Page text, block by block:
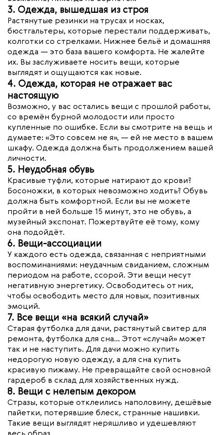
3. Одежда, вышедшая из строя
Растянутые резинки на трусах и носках,
бюстгальтеры, которые перестали поддерживать,
колготки со стрелками. Нижнее бельё и домашняя
одежда — это база вашего комфорта. Не жалейте
их. Вы заслуживаете носить вещи, которые
выглядят и ощущаются как новые.
4. Одежда, которая не отражает вас
настоящую
Возможно, у вас остались вещи с прошлой работы,
со времён бурной молодости или просто
купленные по ошибке. Если вы смотрите на вещь и
думаете: «Это совсем не я», — ей не место в вашем
шкафу. Одежда должна быть продолжением вашей
личности.
5. Неудобная обувь
Красивые туфли, которые натирают до крови?
Босоножки, в которых невозможно ходить? Обувь
должна быть комфортной. Если вы не можете
пройти в ней больше 15 минут, это не обувь, а
музейный экспонат. Пожертвуйте её тому, кому
она подойдёт.
6. Вещи-ассоциации
У каждого есть одежда, связанная с неприятными
воспоминаниями: неудачным свиданием, сложным
периодом на работе, ссорой. Эти вещи несут
негативную энергетику. Освободитесь от них,
чтобы освободить место для новых, позитивных
эмоций.
7. Все вещи «на всякий случай»
Старая футболка для дачи, растянутый свитер для
ремонта, футболка для сна... Этот «случай» может
так и не наступить. Для дачи можно купить
недорогую новую одежду, а для сна купить
красивую пижаму. Не превращайте свой основной
гардероб в склад для хозяйственных нужд.
8. Вещи с нелепым декором
Стразы, которые отклеились наполовину, дешёвые
пайетки, потерявшие блеск, странные нашивки.
Такие вещи выглядят неряшливо и удешевляют